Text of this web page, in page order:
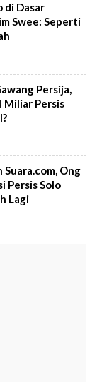
di Dasar
Swee: Seperti
Persija,
Miliar Persis
Ong
Persis Solo
Lagi